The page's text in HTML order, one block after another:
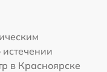
в Красноярске